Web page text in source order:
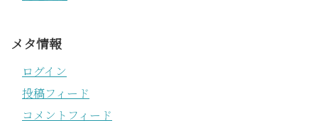
メタ情報
ログイン
投稿フィード
コメントフィード